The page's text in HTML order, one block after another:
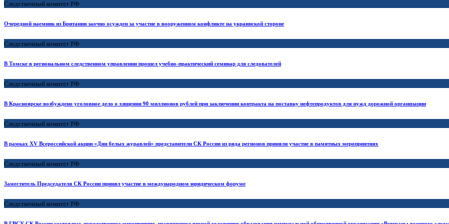
Следственный комитет РФ
Очередной наемник из Британии заочно осужден за участие в вооруженном конфликте на украинской стороне
Следственный комитет РФ
В Томске в региональном следственном управлении прошел учебно-практический семинар для следователей
Следственный комитет РФ
В Красноярске возбуждено уголовное дело о хищении 90 миллионов рублей при заключении контракта на поставку нефтепродуктов для нужд дорожной организации
Следственный комитет РФ
В рамках XV Всероссийской акции «Дни белых журавлей» представители СК России из ряда регионов приняли участие в памятных мероприятиях
Следственный комитет РФ
Заместитель Председателя СК России принял участие в международном юридическом форуме
Следственный комитет РФ